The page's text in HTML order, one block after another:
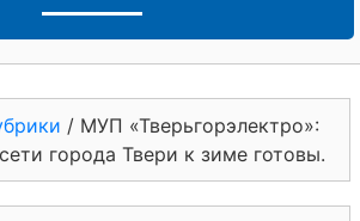
/ МУП «Тверьгорэлектро»:
города Твери к зиме готовы.